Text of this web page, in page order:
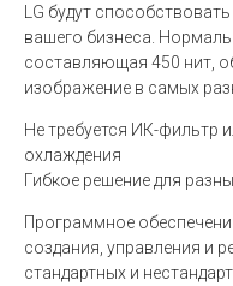
LG будут
вашего бизнеса.
составляющая 450 нит,
изображение в самых
Не требуется ИК-фильтр
охлаждения
Гибкое решение для
Программное
создания, управления и
стандартных и